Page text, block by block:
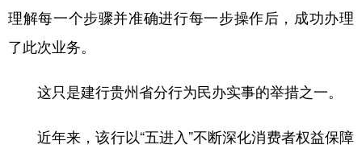
理解每一个步骤并准确进行每一步操作后，成功办理
了此次业务。
这只是建行贵州省分行为民办实事的举措之一。
近年来，该行以“五进入”不断深化消费者权益保障